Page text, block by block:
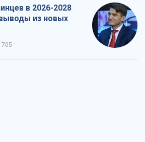
в 2026-2028
из новых
705